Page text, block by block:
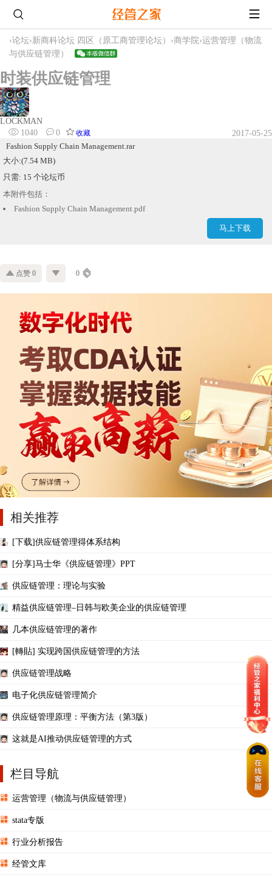
›论坛›新商科论坛 四区（原工商管理论坛） ›商学院›运营管理（物流
与供应链管理）
时装供应链管理
LOCKMAN
1040
0 收藏
2017-05-25
Fashion Supply Chain Management.rar
大小:(7.54 MB)
只需: 15 个论坛币
马上下载
本附件包括：
Fashion Supply Chain Management.pdf
点赞 0 0
相关推荐
[下载]供应链管理得体系结构
[分享]马士华《供应链管理》PPT
供应链管理：理论与实验
精益供应链管理–日韩与欧美企业的供应链管理
几本供应链管理的著作
[轉貼] 实现跨国供应链管理的方法
供应链管理战略
电子化供应链管理简介
供应链管理原理：平衡方法（第3版）
这就是AI推动供应链管理的方式
栏目导航
运营管理（物流与供应链管理）
stata专版
行业分析报告
经管文库